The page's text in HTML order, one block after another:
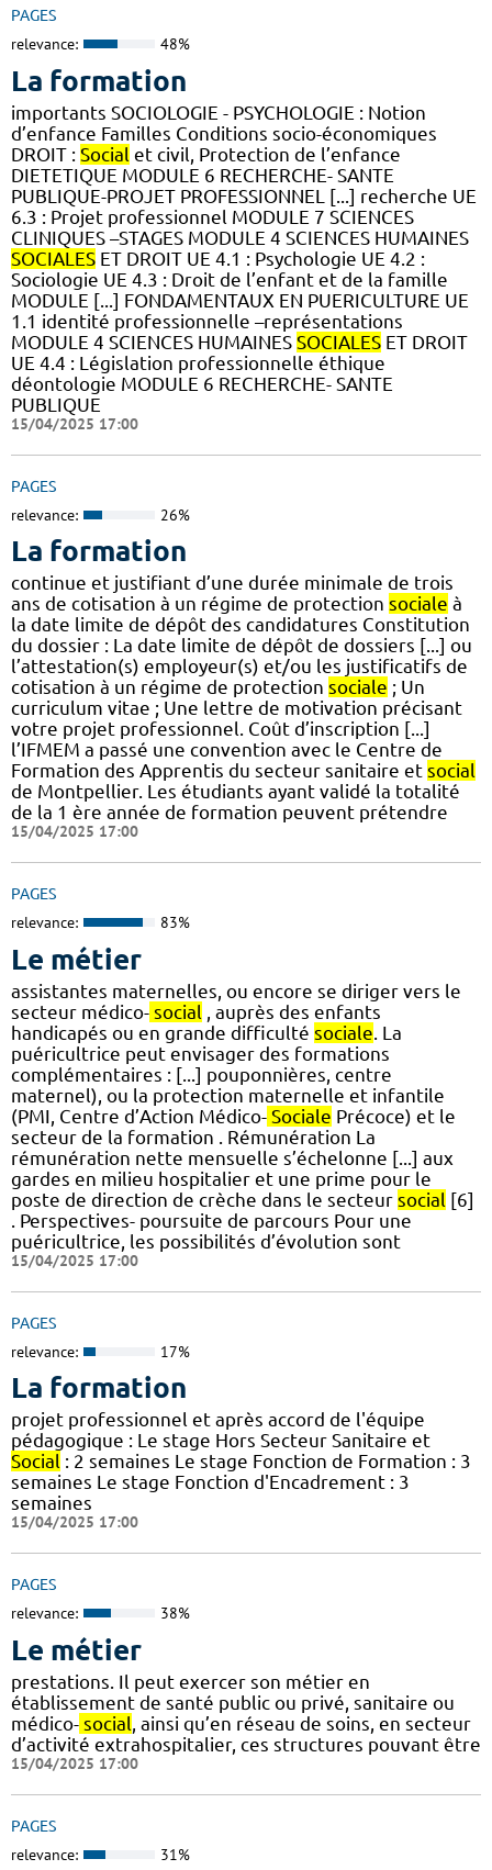
PAGES
relevance: 48%
La formation
importants SOCIOLOGIE - PSYCHOLOGIE : Notion
d’enfance Familles Conditions socio-économiques
DROIT : Social et civil, Protection de l’enfance
DIETETIQUE MODULE 6 RECHERCHE- SANTE
PUBLIQUE-PROJET PROFESSIONNEL [...] recherche UE
6.3 : Projet professionnel MODULE 7 SCIENCES
CLINIQUES –STAGES MODULE 4 SCIENCES HUMAINES
SOCIALES ET DROIT UE 4.1 : Psychologie UE 4.2 :
Sociologie UE 4.3 : Droit de l’enfant et de la famille
MODULE [...] FONDAMENTAUX EN PUERICULTURE UE
1.1 identité professionnelle –représentations
MODULE 4 SCIENCES HUMAINES SOCIALES ET DROIT
UE 4.4 : Législation professionnelle éthique
déontologie MODULE 6 RECHERCHE- SANTE
PUBLIQUE
15/04/2025 17:00
PAGES
relevance: 26%
La formation
continue et justifiant d’une durée minimale de trois
ans de cotisation à un régime de protection sociale à
la date limite de dépôt des candidatures Constitution
du dossier : La date limite de dépôt de dossiers [...] ou
l’attestation(s) employeur(s) et/ou les justificatifs de
cotisation à un régime de protection sociale ; Un
curriculum vitae ; Une lettre de motivation précisant
votre projet professionnel. Coût d’inscription [...]
l’IFMEM a passé une convention avec le Centre de
Formation des Apprentis du secteur sanitaire et social
de Montpellier. Les étudiants ayant validé la totalité
de la 1 ère année de formation peuvent prétendre
15/04/2025 17:00
PAGES
relevance: 83%
Le métier
assistantes maternelles, ou encore se diriger vers le
secteur médico- social
, auprès des enfants
handicapés ou en grande difficulté sociale . La
puéricultrice peut envisager des formations
complémentaires : [...] pouponnières, centre
maternel), ou la protection maternelle et infantile
(PMI, Centre d’Action Médico- Sociale Précoce) et le
secteur de la formation . Rémunération La
rémunération nette mensuelle s’échelonne [...] aux
gardes en milieu hospitalier et une prime pour le
poste de direction de crèche dans le secteur social [6]
. Perspectives- poursuite de parcours Pour une
puéricultrice, les possibilités d’évolution sont
15/04/2025 17:00
PAGES
relevance: 17%
La formation
projet professionnel et après accord de l'équipe
pédagogique : Le stage Hors Secteur Sanitaire et
Social : 2 semaines Le stage Fonction de Formation : 3
semaines Le stage Fonction d'Encadrement : 3
semaines
15/04/2025 17:00
PAGES
relevance: 38%
Le métier
prestations. Il peut exercer son métier en
établissement de santé public ou privé, sanitaire ou
médico- social , ainsi qu’en réseau de soins, en secteur
d’activité extrahospitalier, ces structures pouvant être
15/04/2025 17:00
PAGES
relevance: 31%